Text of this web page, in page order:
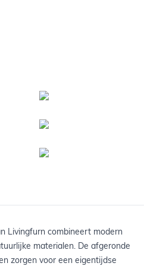
Livingfurn combineert modern
materialen. De afgeronde
zorgen voor een eigentijdse